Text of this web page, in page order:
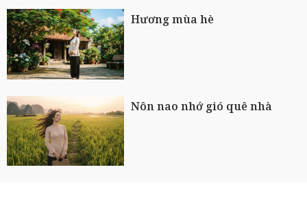
Hương mùa hè
Nôn nao nhớ gió quê nhà